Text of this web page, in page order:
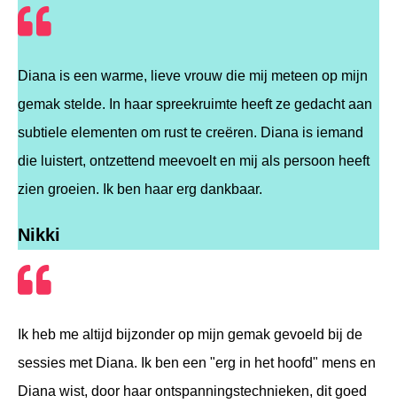
Diana is een warme, lieve vrouw die mij meteen op mijn
gemak stelde. In haar spreekruimte heeft ze gedacht aan
subtiele elementen om rust te creëren. Diana is iemand
die luistert, ontzettend meevoelt en mij als persoon heeft
zien groeien. Ik ben haar erg dankbaar.
Nikki
Ik heb me altijd bijzonder op mijn gemak gevoeld bij de
sessies met Diana. Ik ben een "erg in het hoofd" mens en
Diana wist, door haar ontspanningstechnieken, dit goed